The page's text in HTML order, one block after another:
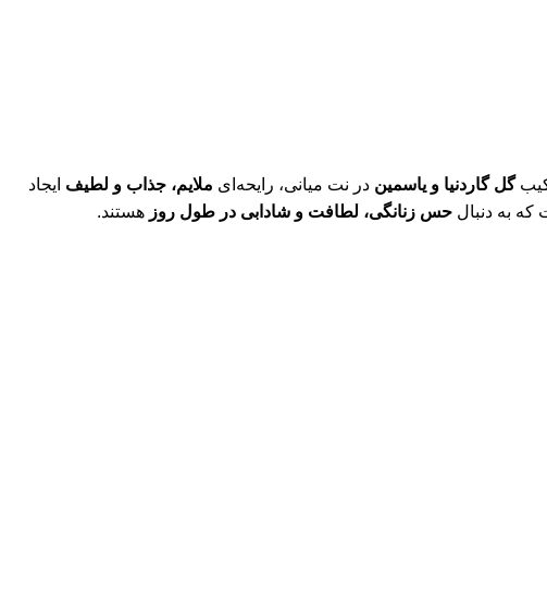
گل گاردنیا و یاسمین در نت میانی، رایحه‌ای ملایم، جذاب و لطیف ایجاد
به دنبال حس زنانگی، لطافت و شادابی در طول روز هستند.